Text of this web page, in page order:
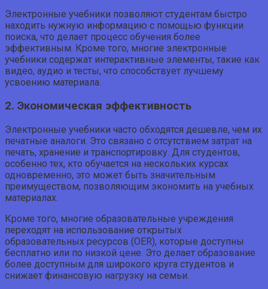
Электронные учебники позволяют студентам быстро
находить нужную информацию с помощью функции
поиска, что делает процесс обучения более
эффективным. Кроме того, многие электронные
учебники содержат интерактивные элементы, такие как
видео, аудио и тесты, что способствует лучшему
усвоению материала.
2. Экономическая эффективность
Электронные учебники часто обходятся дешевле, чем их
печатные аналоги. Это связано с отсутствием затрат на
печать, хранение и транспортировку. Для студентов,
особенно тех, кто обучается на нескольких курсах
одновременно, это может быть значительным
преимуществом, позволяющим экономить на учебных
материалах.
Кроме того, многие образовательные учреждения
переходят на использование открытых
образовательных ресурсов (OER), которые доступны
бесплатно или по низкой цене. Это делает образование
более доступным для широкого круга студентов и
снижает финансовую нагрузку на семьи.